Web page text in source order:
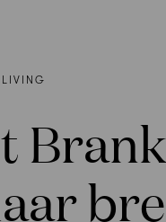
LIVING